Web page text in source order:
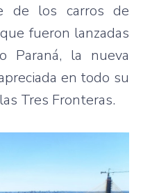
de los carros de
fueron lanzadas
Paraná, la nueva
en todo su
Tres Fronteras.